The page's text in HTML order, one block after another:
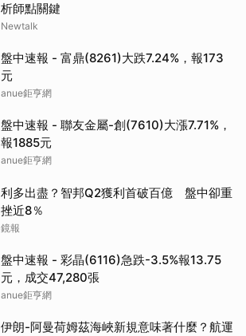
析師點關鍵
Newtalk
盤中速報 - 富鼎(8261)大跌7.24%，報173
元
anue鉅亨網
盤中速報 - 聯友金屬-創(7610)大漲7.71%，
報1885元
anue鉅亨網
利多出盡？智邦Q2獲利首破百億 盤中卻重
挫近8％
鏡報
盤中速報 - 彩晶(6116)急跌-3.5%報13.75
元，成交47,280張
anue鉅亨網
伊朗-阿曼荷姆茲海峽新規意味著什麼？航運